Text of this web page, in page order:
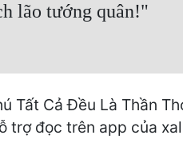
lão tướng quân!"
Tất Cả Đều Là Thần
trợ đọc trên app của